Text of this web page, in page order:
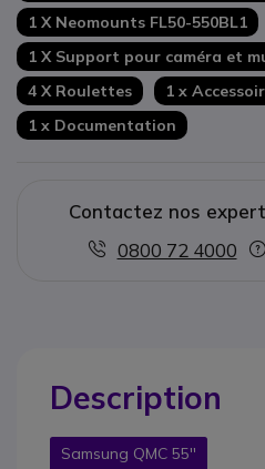
1 X Neomounts FL50-550BL1
1 X Support pour caméra et
4 X Roulettes
1 x
1 x Documentation
Contactez nos
0800 72 4000
Description
Samsung QMC 55''